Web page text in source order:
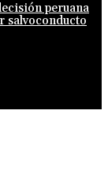
peruana
salvoconducto